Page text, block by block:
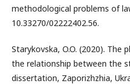
methodological problems of
10.33270/02222402.56.
Starykovska, O.O. (2020). The
the relationship between the
dissertation, Zaporizhzhia,